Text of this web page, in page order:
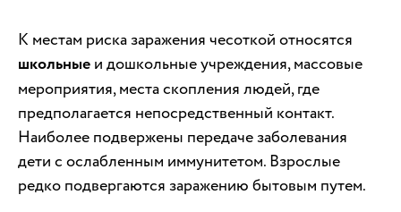
К местам риска заражения чесоткой относятся
школьные и дошкольные учреждения, массовые
мероприятия, места скопления людей, где
предполагается непосредственный контакт.
Наиболее подвержены передаче заболевания
дети с ослабленным иммунитетом. Взрослые
редко подвергаются заражению бытовым путем.